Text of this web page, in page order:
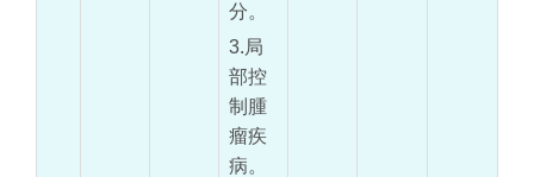
分。
3.局
部控
制腫
瘤疾
病。